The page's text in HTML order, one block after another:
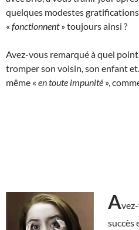
quelques modestes
« fonctionnent» toujours ainsi ?
Avez-vous remarqué à quel
tromper son voisin, son enfant
même « en toute impunité »,
A
succès